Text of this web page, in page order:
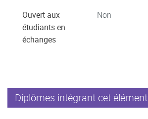
Ouvert aux
étudiants en
échanges
Non
Diplômes intégrant cet élément